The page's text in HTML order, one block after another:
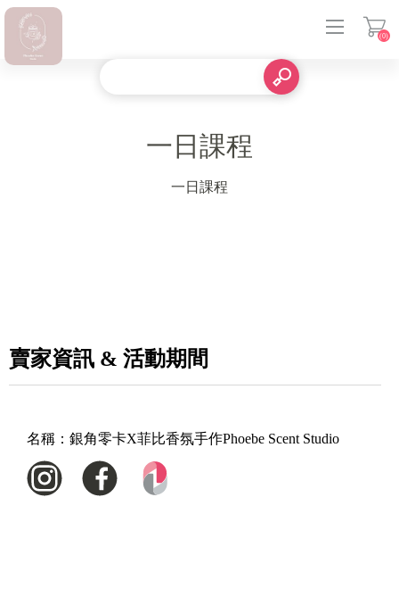
(0)
一日課程
一日課程
賣家資訊 & 活動期間
名稱： 銀角零卡X菲比香氛手作Phoebe Scent Studio